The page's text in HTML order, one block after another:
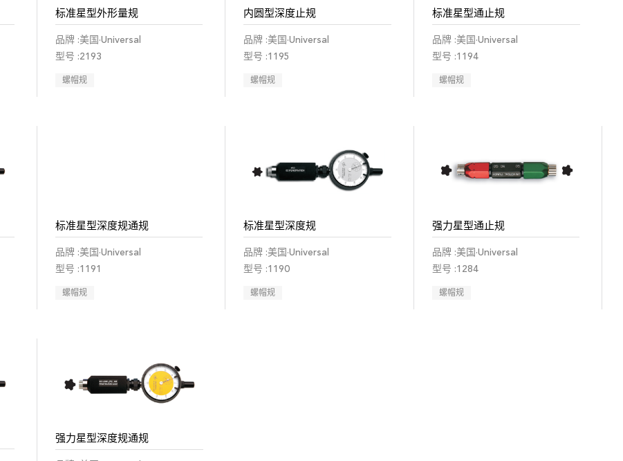
标准星型外形量规
品牌 :美国·Universal
型号 :2193
螺帽规
内圆型深度止规
品牌 :美国·Universal
型号 :1195
螺帽规
标准星型通止规
品牌 :美国·Universal
型号 :1194
螺帽规
标准星型深度规通规
品牌 :美国·Universal
型号 :1191
螺帽规
标准星型深度规
品牌 :美国·Universal
型号 :1190
螺帽规
强力星型通止规
品牌 :美国·Universal
型号 :1284
螺帽规
强力星型深度规通规